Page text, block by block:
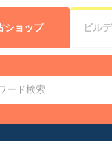
ショップ ビル